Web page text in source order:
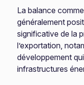
La balance
généralement
significative de la
l’exportation,
développement
infrastructures